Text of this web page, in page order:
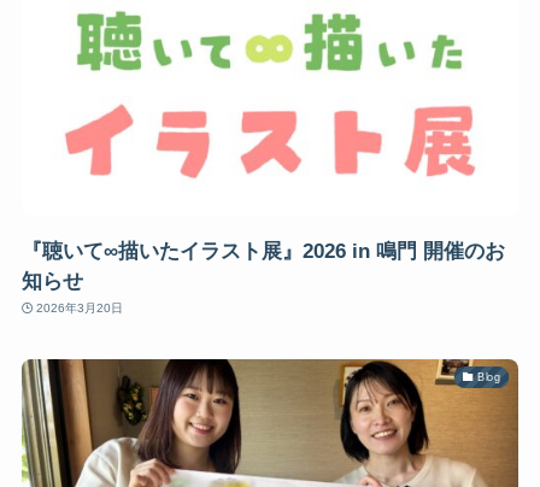
『聴いて∞描いたイラスト展』2026 in 鳴門 開催のお
知らせ
2026年3月20日
Blog